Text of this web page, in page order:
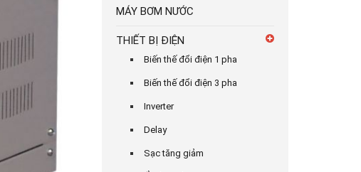
MÁY BƠM NƯỚC
THIẾT BỊ ĐIỆN
Biến thế đổi điện 1 pha
Biến thế đổi điện 3 pha
Inverter
Delay
Sạc tăng giảm